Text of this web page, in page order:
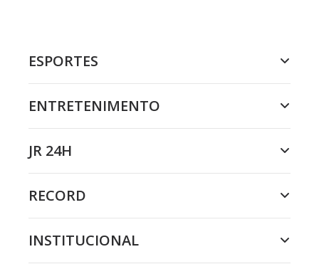
ESPORTES
ENTRETENIMENTO
JR 24H
RECORD
INSTITUCIONAL